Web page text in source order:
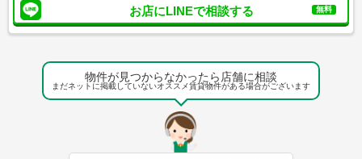
お店にLINEで相談する 無料
物件が見つからなかったら店舗に相談
まだネットに掲載していないオススメ賃貸物件がある場合がございます